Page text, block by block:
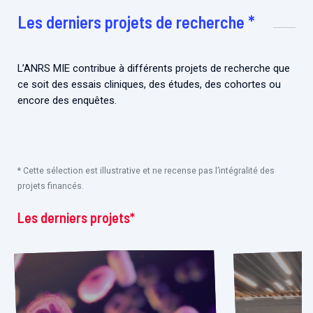
Collaboration avec les acteurs communautaires
Cellules Émergence
inactives.
Les derniers projets de recherche *
L’ANRS MIE contribue à différents projets de recherche que
ce soit des essais cliniques, des études, des cohortes ou
encore des enquêtes.
* Cette sélection est illustrative et ne recense pas l’intégralité des
projets financés.
Les derniers projets*